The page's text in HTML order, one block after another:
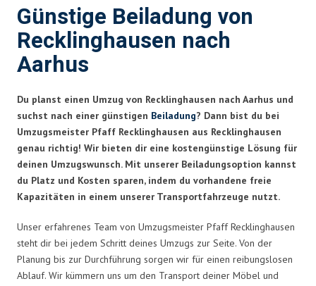
Günstige Beiladung von
Recklinghausen nach
Aarhus
Du planst einen Umzug von Recklinghausen nach Aarhus und
suchst nach einer günstigen Beiladung? Dann bist du bei
Umzugsmeister Pfaff Recklinghausen aus Recklinghausen
genau richtig! Wir bieten dir eine kostengünstige Lösung für
deinen Umzugswunsch. Mit unserer Beiladungsoption kannst
du Platz und Kosten sparen, indem du vorhandene freie
Kapazitäten in einem unserer Transportfahrzeuge nutzt.
Unser erfahrenes Team von Umzugsmeister Pfaff Recklinghausen
steht dir bei jedem Schritt deines Umzugs zur Seite. Von der
Planung bis zur Durchführung sorgen wir für einen reibungslosen
Ablauf. Wir kümmern uns um den Transport deiner Möbel und